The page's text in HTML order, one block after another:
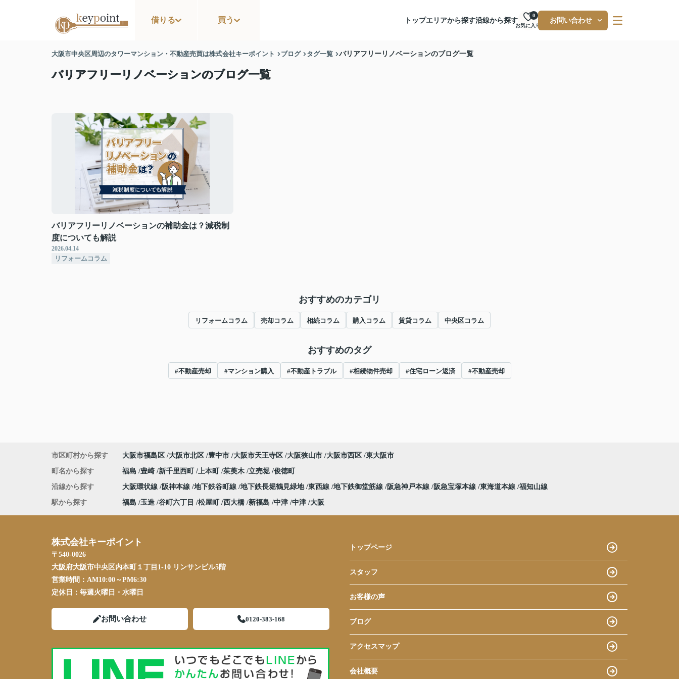
借りる 買う トップエリアから探す沿線から探す
お気に入り
0
お問い合わせ
大阪市中央区周辺のタワーマンション・不動産売買は株式会社キーポイント ブログ タグ一覧 バリアフリーリノベーションのブログ一覧
バリアフリーリノベーションのブログ一覧
バリアフリーリノベーションの補助金は？減税制
度についても解説
2026.04.14
リフォームコラム
おすすめのカテゴリ
リフォームコラム 売却コラム 相続コラム 購入コラム 賃貸コラム 中央区コラム
おすすめのタグ
#不動産売却 #マンション購入 #不動産トラブル #相続物件売却 #住宅ローン返済 #不動産売却
市区町村から探す 大阪市福島区 大阪市北区 豊中市 大阪市天王寺区 大阪狭山市 大阪市西区 東大阪市
町名から探す 福島 豊崎 新千里西町 上本町 茱萸木 立売堀 俊徳町
沿線から探す 大阪環状線 阪神本線 地下鉄谷町線 地下鉄長堀鶴見緑地 東西線 地下鉄御堂筋線 阪急神戸本線 阪急宝塚本線 東海道本線 福知山線
駅から探す 福島 玉造 谷町六丁目 松屋町 西大橋 新福島 中津 中津 大阪
株式会社キーポイント
〒540-0026
大阪府大阪市中央区内本町１丁目1-10 リンサンビル5階
営業時間： AM10:00～PM6:30
定休日： 毎週火曜日・水曜日
お問い合わせ 0120-383-168
トップページ
スタッフ
お客様の声
ブログ
アクセスマップ
会社概要